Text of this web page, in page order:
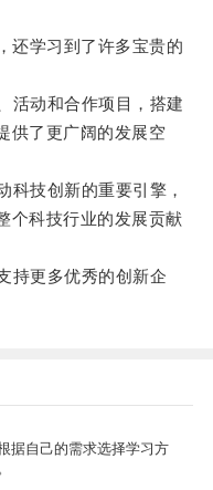
学习到了许多宝贵的
动和合作项目，搭建
供了更广阔的发展空
技创新的重要引擎，
个科技行业的发展贡献
更多优秀的创新企
据自己的需求选择学习方